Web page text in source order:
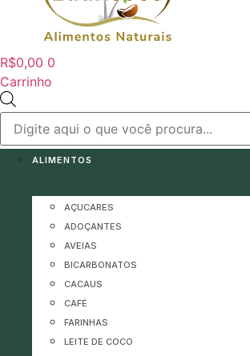
R$0,00 0
Carrinho
produtos
ALIMENTOS
AÇUCARES
ADOÇANTES
AVEIAS
BICARBONATOS
CACAUS
CAFÉ
FARINHAS
LEITE DE COCO